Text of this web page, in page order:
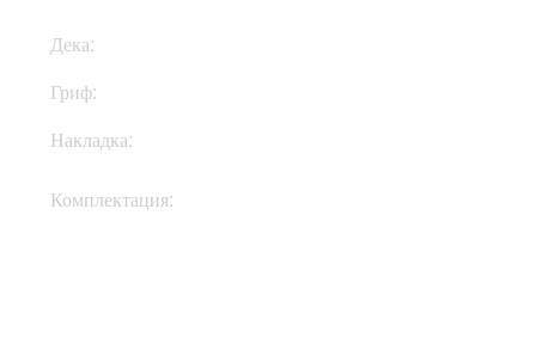
Дека:
Гриф:
Накладка:
Комплектация: